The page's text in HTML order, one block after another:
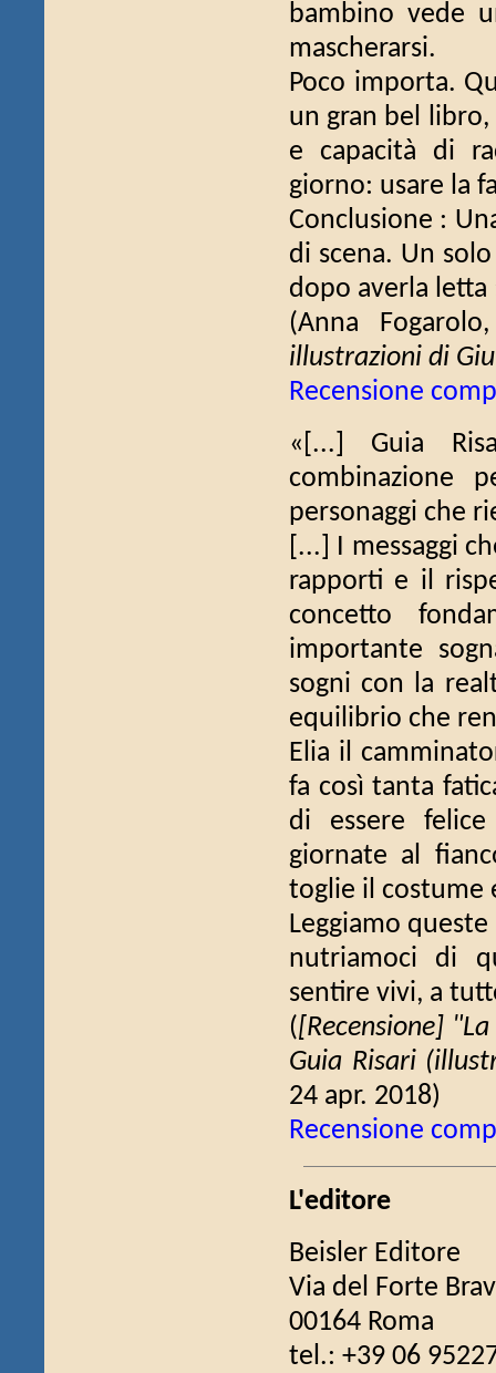
bambino vede
mascherarsi.
Poco importa.
un gran bel libro,
e capacità di
giorno: usare la
Conclusione :
di scena. Un
dopo averla letta
(Anna
illustrazioni di
Recensione
«[...] Guia
combinazione
personaggi che
[...] I messaggi
rapporti e il
concetto
importante
sogni con la
equilibrio che
Elia il
fa così tanta
di essere
giornate al
toglie il costume
Leggiamo
nutriamoci di
sentire vivi, a
([Recensione]
Guia Risari
24 apr. 2018)
Recensione
L'editore
Beisler Editore
Via del Forte
00164 Roma
tel.: +39 06